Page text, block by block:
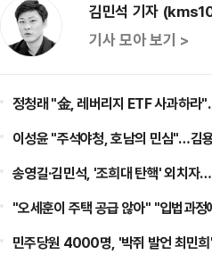
김민석 기자
기사 모아 보기 >
정청래 "金, 레버리지 ETF 사과하라
이성윤 "주석야청, 호남의 민심"…김
송영길·김민석, '조희대 탄핵' 외치
"오세훈이 주택 공급 않아" "입법과
민주당원 4000명, '박쥐 발언 최민